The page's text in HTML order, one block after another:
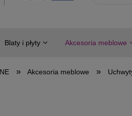
Blaty i płyty Akcesoria meblowe
» Akcesoria meblowe »